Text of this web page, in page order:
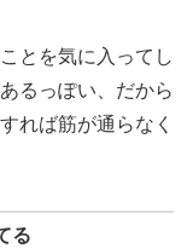
とを気に入ってし
るっぽい、だから
れば筋が通らなく
る